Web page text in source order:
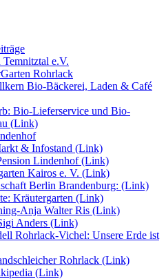
e.V.
Rohrlack
Bio-Bäckerei, Laden & Café
Bio-Lieferservice und Bio-
(Link)
& Infostand (Link)
Lindenhof (Link)
Kairos e. V. (Link)
Berlin Brandenburg: (Link)
Kräutergarten (Link)
Anja Walter Ris (Link)
Anders (Link)
Rohrlack-Vichel: Unsere Erde ist
Rohrlack (Link)
(Link)